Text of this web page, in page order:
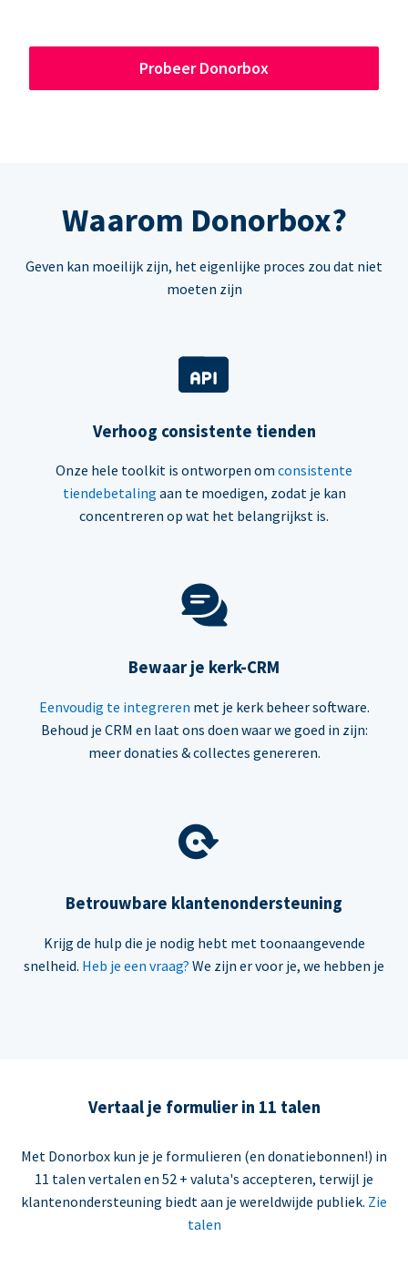
Probeer Donorbox
Waarom Donorbox?
Geven kan moeilijk zijn, het eigenlijke proces zou dat niet
moeten zijn
Verhoog consistente tienden
Onze hele toolkit is ontworpen om consistente
tiendebetaling aan te moedigen, zodat je kan
concentreren op wat het belangrijkst is.
Bewaar je kerk-CRM
Eenvoudig te integreren met je kerk beheer software.
Behoud je CRM en laat ons doen waar we goed in zijn:
meer donaties & collectes genereren.
Betrouwbare klantenondersteuning
Krijg de hulp die je nodig hebt met toonaangevende
snelheid. Heb je een vraag? We zijn er voor je, we hebben je
Vertaal je formulier in 11 talen
Met Donorbox kun je je formulieren (en donatiebonnen!) in
11 talen vertalen en 52 + valuta's accepteren, terwijl je
klantenondersteuning biedt aan je wereldwijde publiek. Zie
talen